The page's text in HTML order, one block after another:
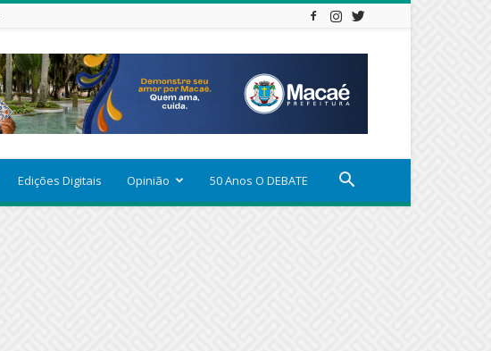
Edições Digitais Opinião 50 Anos O DEBATE